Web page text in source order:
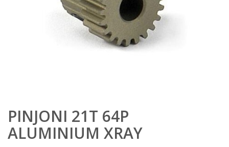
PINJONI 21T 64P
ALUMINIUM XRAY